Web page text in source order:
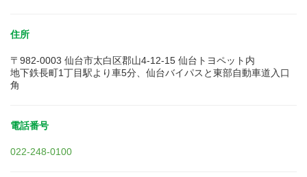
住所
〒982-0003 仙台市太白区郡山4-12-15 仙台トヨペット内
地下鉄長町1丁目駅より車5分、仙台バイパスと東部自動車道入口
角
電話番号
022-248-0100